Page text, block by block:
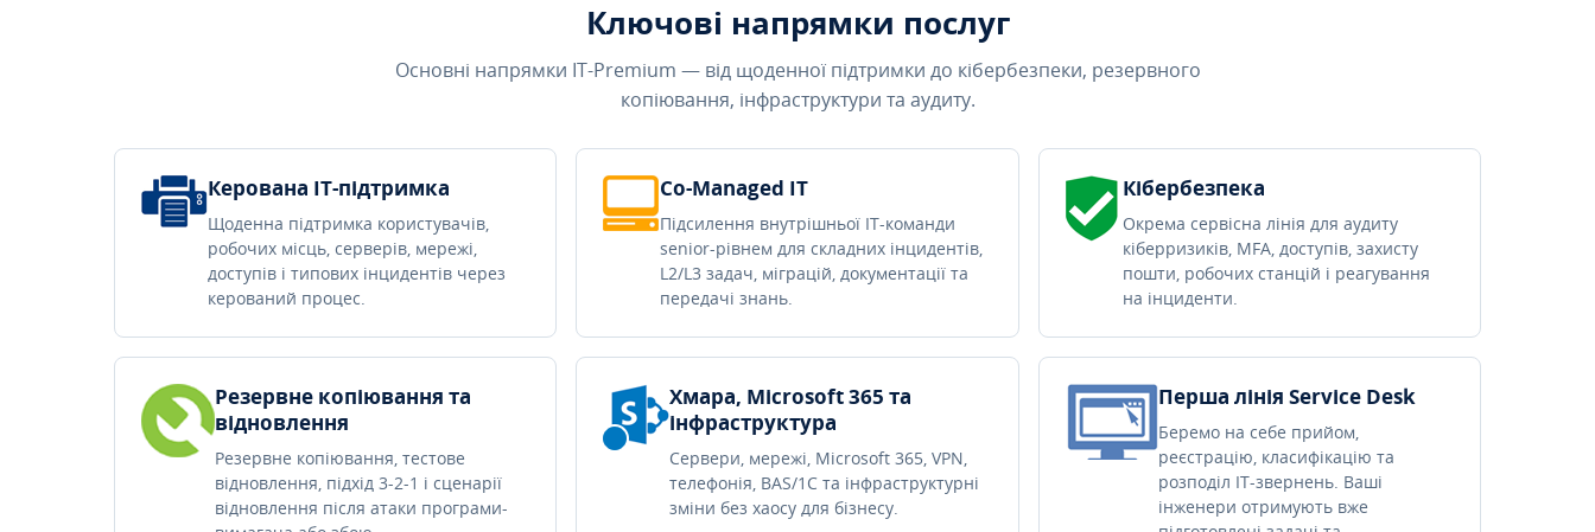
Ключові напрямки послуг
Основні напрямки IT-Premium — від щоденної підтримки до кібербезпеки, резервного
копіювання, інфраструктури та аудиту.
Керована IT-підтримка
Щоденна підтримка користувачів,
робочих місць, серверів, мережі,
доступів і типових інцидентів через
керований процес.
Co-Managed IT
Підсилення внутрішньої IT-команди
senior-рівнем для складних інцидентів,
L2/L3 задач, міграцій, документації та
передачі знань.
Кібербезпека
Окрема сервісна лінія для аудиту
кіберризиків, MFA, доступів, захисту
пошти, робочих станцій і реагування
на інциденти.
Резервне копіювання та
відновлення
Резервне копіювання, тестове
відновлення, підхід 3-2-1 і сценарії
відновлення після атаки програми-
Хмара, Microsoft 365 та
інфраструктура
Сервери, мережі, Microsoft 365, VPN,
телефонія, BAS/1C та інфраструктурні
зміни без хаосу для бізнесу.
Перша лінія Service Desk
Беремо на себе прийом,
реєстрацію, класифікацію та
розподіл IT-звернень. Ваші
інженери отримують вже